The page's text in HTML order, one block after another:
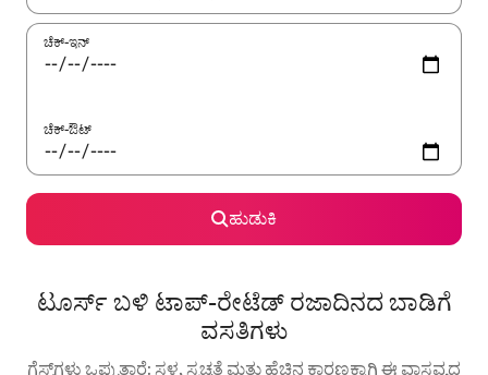
ಚೆಕ್-ಇನ್
ಚೆಕ್-ಔಟ್
ಹುಡುಕಿ
ಟೂರ್ಸ್ ಬಳಿ ಟಾಪ್-ರೇಟೆಡ್ ರಜಾದಿನದ ಬಾಡಿಗೆ
ವಸತಿಗಳು
ಗೆಸ್ಟ್‌ಗಳು ಒಪ್ಪುತ್ತಾರೆ: ಸ್ಥಳ, ಸ್ವಚ್ಛತೆ ಮತ್ತು ಹೆಚ್ಚಿನ ಕಾರಣಕ್ಕಾಗಿ ಈ ವಾಸ್ತವ್ಯದ